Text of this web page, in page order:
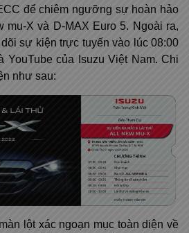
để chiêm ngưỡng sự hoàn hảo
mu-X và D-MAX Euro 5. Ngoài ra,
sự kiện trực tuyến vào lúc 08:00
YouTube của Isuzu Việt Nam. Chi
như sau:
lột xác ngoạn mục toàn diện về